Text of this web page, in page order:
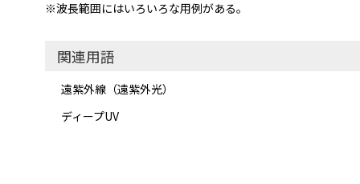
※波長範囲にはいろいろな用例がある。
関連用語
遠紫外線（遠紫外光）
ディープUV